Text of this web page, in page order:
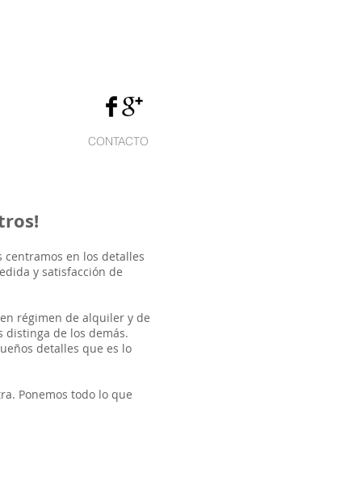
CONTACTO
centramos en los detalles
y satisfacción de
régimen de alquiler y de
distinga de los demás.
detalles que es lo
Ponemos todo lo que